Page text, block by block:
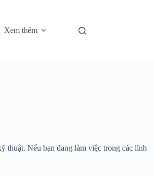
Xem thêm
thuật. Nếu bạn đang làm việc trong các lĩnh